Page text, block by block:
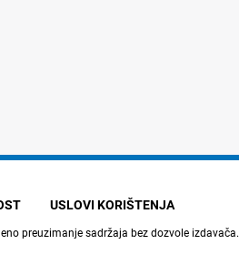
USLOVI KORIŠTENJA
preuzimanje sadržaja bez dozvole izdavača.